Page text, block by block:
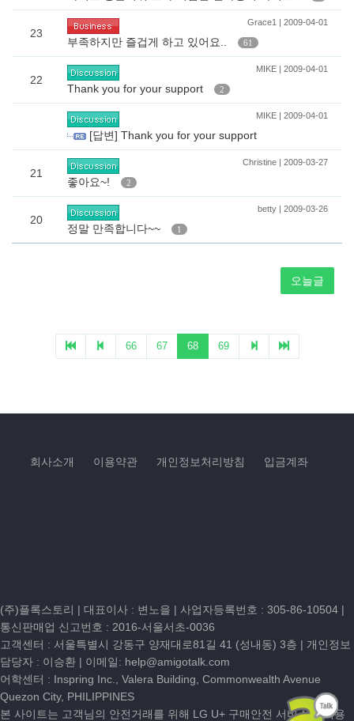
회사소개 이용약관 개인정보처리방침 입금계좌
(주)플록스토리 | 대표이사 : 변노을 | 사업자등록번호 : 305-86-10504 |
통신판매업 신고번호 : 2016-서울서초-0036
고객센터 : 서울특별시 강동구 양재대로81길 41 (성내동) 3층 | 개인정보
담당자 : 이승환 | 이메일: help@amigotalk.com
어학센터 : Inspring Inc., Valera Building, Commonwealth Avenue
Quezon City, PHILIPPINES
본 사이트는 고객님의 안전거래를 위해 LG U+ 구매안전 서비스를 이용